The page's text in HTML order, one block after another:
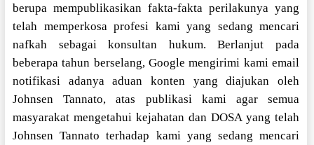
berupa mempublikasikan fakta-fakta perilakunya yang
telah memperkosa profesi kami yang sedang mencari
nafkah sebagai konsultan hukum. Berlanjut pada
beberapa tahun berselang, Google mengirimi kami email
notifikasi adanya aduan konten yang diajukan oleh
Johnsen Tannato, atas publikasi kami agar semua
masyarakat mengetahui kejahatan dan DOSA yang telah
Johnsen Tannato terhadap kami yang sedang mencari